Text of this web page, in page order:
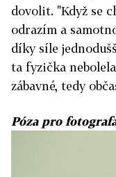
dovolit. "Když se
odrazím a
díky síle
ta fyzička
zábavné, tedy
Póza pro